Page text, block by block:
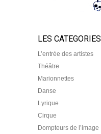
LES CATEGORIES
L’entrée des artistes
Théâtre
Marionnettes
Danse
Lyrique
Cirque
Dompteurs de l’image